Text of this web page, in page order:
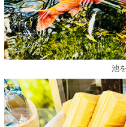
池